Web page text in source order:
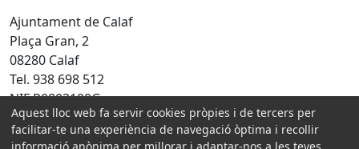
Ajuntament de Calaf
Plaça Gran, 2
08280 Calaf
Tel. 938 698 512
NIF P0803100G
Amb la col·laboració de:
Aquest lloc web fa servir cookies pròpies i de tercers per
facilitar-te una experiència de navegació òptima i recollir